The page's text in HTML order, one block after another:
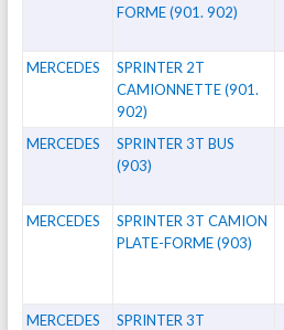
FORME (901. 902)
MERCEDES
SPRINTER 2T
CAMIONNETTE (901.
902)
MERCEDES
SPRINTER 3T BUS
(903)
MERCEDES
SPRINTER 3T CAMION
PLATE-FORME (903)
MERCEDES
SPRINTER 3T